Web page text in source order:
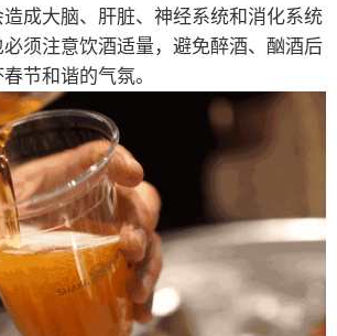
大脑、肝脏、神经系统和消化系统
须注意饮酒适量，避免醉酒、酗酒后
节和谐的气氛。